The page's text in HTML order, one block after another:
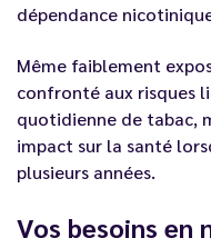
dépendance
Même faiblement
confronté aux risques
quotidienne de tabac,
impact sur la santé
plusieurs années.
Vos besoins en